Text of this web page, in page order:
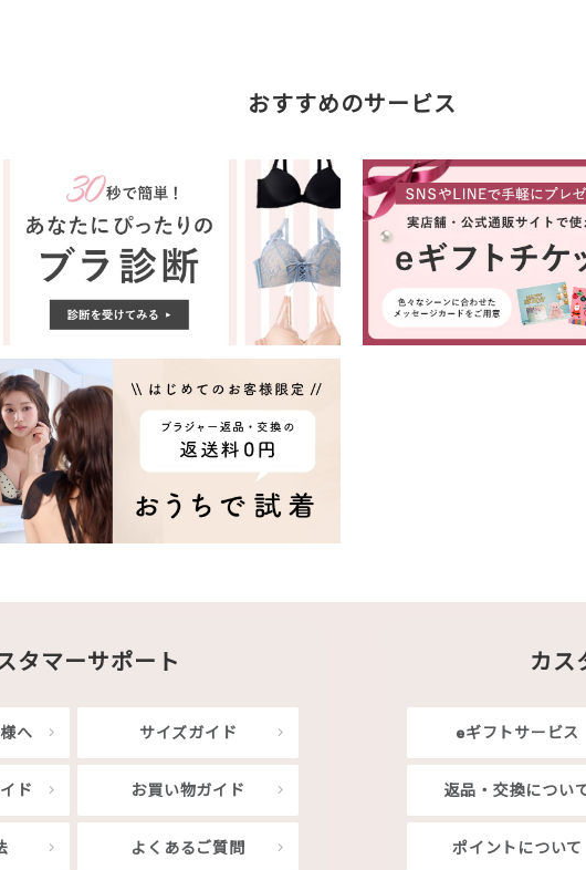
おすすめのサービス
タマーサポート
へ サイズガイド
ド お買い物ガイド
よくあるご質問
カス
eギフトサービス
返品・交換につい
ポイントについて